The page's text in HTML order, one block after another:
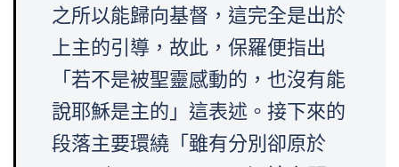
之所以能歸向基督，這完全是出於
上主的引導，故此，保羅便指出
「若不是被聖靈感動的，也沒有能
說耶穌是主的」這表述。接下來的
段落主要環繞「雖有分別卻原於